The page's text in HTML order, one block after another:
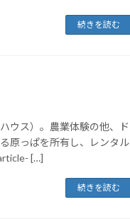
続きを読む
ウス）。農業体験の他、ド
原っぱを所有し、レンタル
[…]
続きを読む